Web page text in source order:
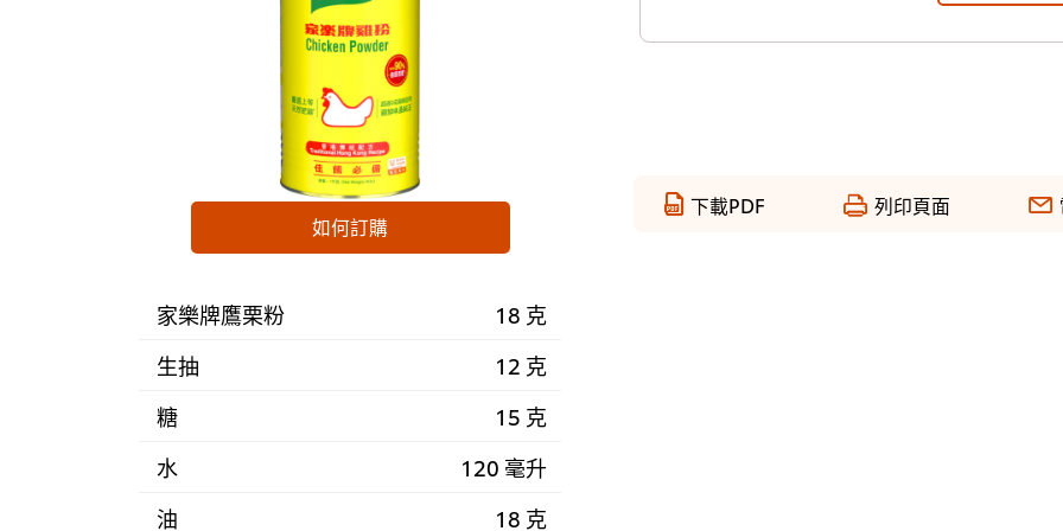
如何訂購
家樂牌鷹栗粉
18 克
生抽
12 克
糖
15 克
水
120 毫升
油
18 克
下載PDF 列印頁面